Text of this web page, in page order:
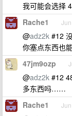
我可能会选择
Rache1
@adz2k #12
你塞点东西也
47jm9ozp
@adz2k #12
多东西吗……
Rache1